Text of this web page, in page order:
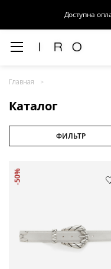
Доступна
Главная
Каталог
ФИЛЬТР
-50%